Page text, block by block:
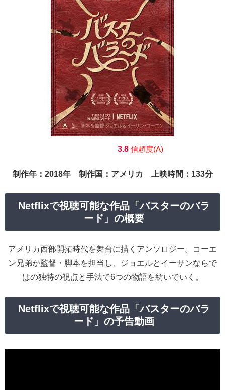
3.8信頼度(A)
制作年：2018年 制作国：アメリカ 上映時間：133分
Netflixで視聴可能な作品「バスターのバラ
ード」の概要
アメリカ西部開拓時代を舞台に描くアンソロジー。コーエ
ン兄弟が監督・脚本を担当し、ジョエルとイーサンならで
はの独特の視点と手法で6つの物語を紡いでいく。
Netflixで視聴可能な作品「バスターのバラ
ード」の予告動画